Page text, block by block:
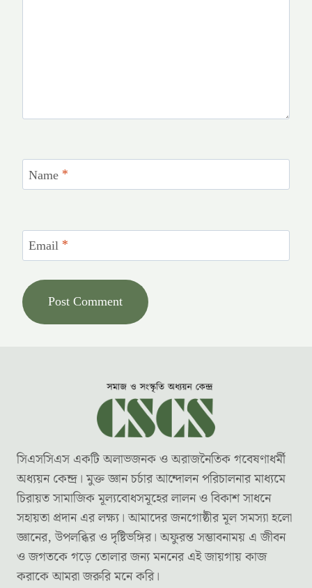
Name *
Email *
সিএসসিএস একটি অলাভজনক ও অরাজনৈতিক গবেষণাধর্মী
অধ্যয়ন কেন্দ্র। মুক্ত জ্ঞান চর্চার আন্দোলন পরিচালনার মাধ্যমে
চিরায়ত সামাজিক মূল্যবোধসমূহের লালন ও বিকাশ সাধনে
সহায়তা প্রদান এর লক্ষ্য। আমাদের জনগোষ্ঠীর মূল সমস্যা হলো
জ্ঞানের, উপলব্ধির ও দৃষ্টিভঙ্গির। অফুরন্ত সম্ভাবনাময় এ জীবন
ও জগতকে গড়ে তোলার জন্য মননের এই জায়গায় কাজ
করাকে আমরা জরুরি মনে করি।